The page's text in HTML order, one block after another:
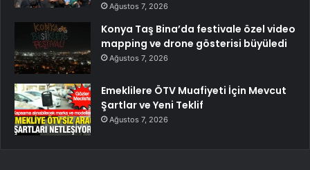
Ağustos 7, 2026
Konya Taş Bina’da festivale özel video
mapping ve drone gösterisi büyüledi
Ağustos 7, 2026
Emeklilere ÖTV Muafiyeti İçin Mevcut
Şartlar ve Yeni Teklif
Ağustos 7, 2026